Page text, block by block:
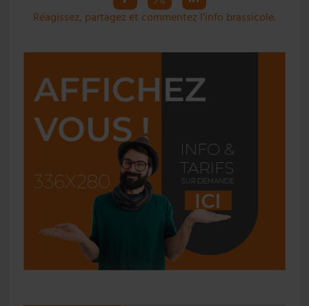
Réagissez, partagez et commentez l’info brassicole.